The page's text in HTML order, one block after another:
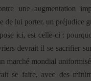
une augmentation
de lui porter, un préjudice
ici, est celle-ci :
devrait il se sacrifier
marché mondial
se faire, avec des